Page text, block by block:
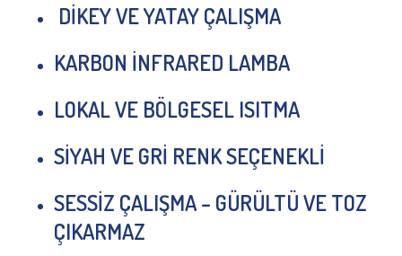
DİKEY VE YATAY ÇALIŞMA
KARBON İNFRARED LAMBA
LOKAL VE BÖLGESEL ISITMA
SİYAH VE GRİ RENK SEÇENEKLİ
SESSİZ ÇALIŞMA – GÜRÜLTÜ VE TOZ
ÇIKARMAZ